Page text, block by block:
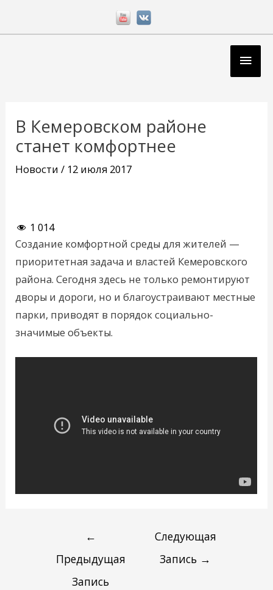
В Кемеровском районе
станет комфортнее
Новости / 12 июля 2017
1 014
Создание комфортной среды для жителей —
приоритетная задача и властей Кемеровского
района. Сегодня здесь не только ремонтируют
дворы и дороги, но и благоустраивают местные
парки, приводят в порядок социально-
значимые объекты.
записям
←
Предыдущая
Запись
Следующая
Запись →